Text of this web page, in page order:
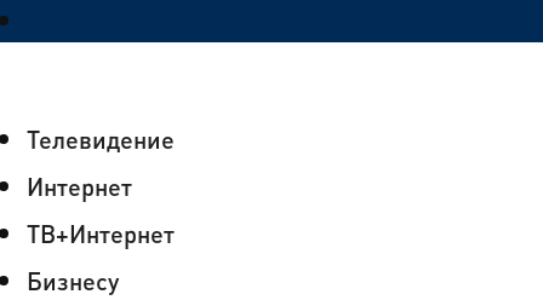
Телевидение
Интернет
ТВ+Интернет
Бизнесу